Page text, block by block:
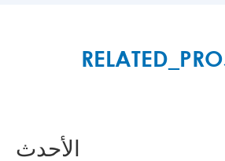
الأحدث